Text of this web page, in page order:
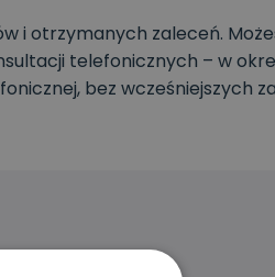
i otrzymanych zaleceń.
telefonicznych – w
bez wcześniejszych